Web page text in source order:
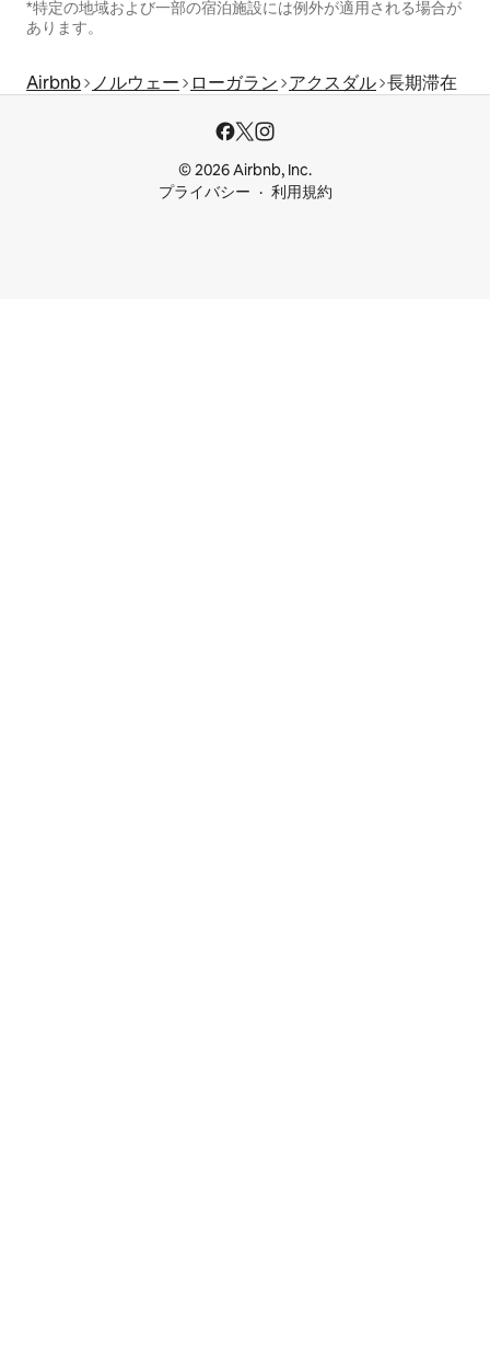
*特定の地域および一部の宿泊施設には例外が適用される場合が
あります。
Airbnb ノルウェー ローガラン アクスダル 長期滞在
© 2026 Airbnb, Inc.
プライバシー
利用規約